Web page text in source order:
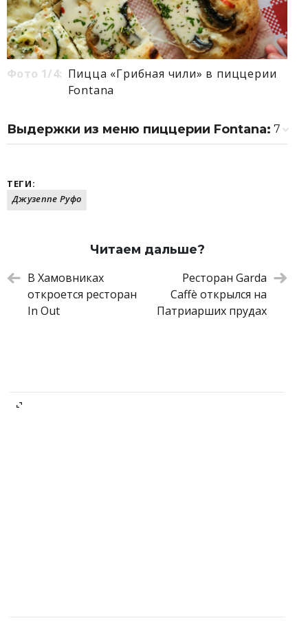
Фото 1/4: Пицца «Грибная чили» в пиццерии
Fontana
Выдержки из меню пиццерии Fontana: 7
Антипасти
Пицца с мортаделлой
Пицца с креветками и цукини
ТЕГИ:
Джузеппе Руфо
Читаем дальше?
В Хамовниках
откроется ресторан
In Out
Ресторан Garda
Caffè открылся на
Патриарших прудах